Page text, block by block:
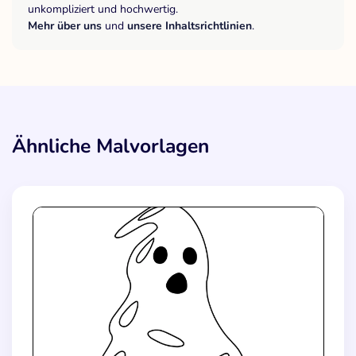
unkompliziert und hochwertig.
Mehr über uns und unsere Inhaltsrichtlinien.
Ähnliche Malvorlagen